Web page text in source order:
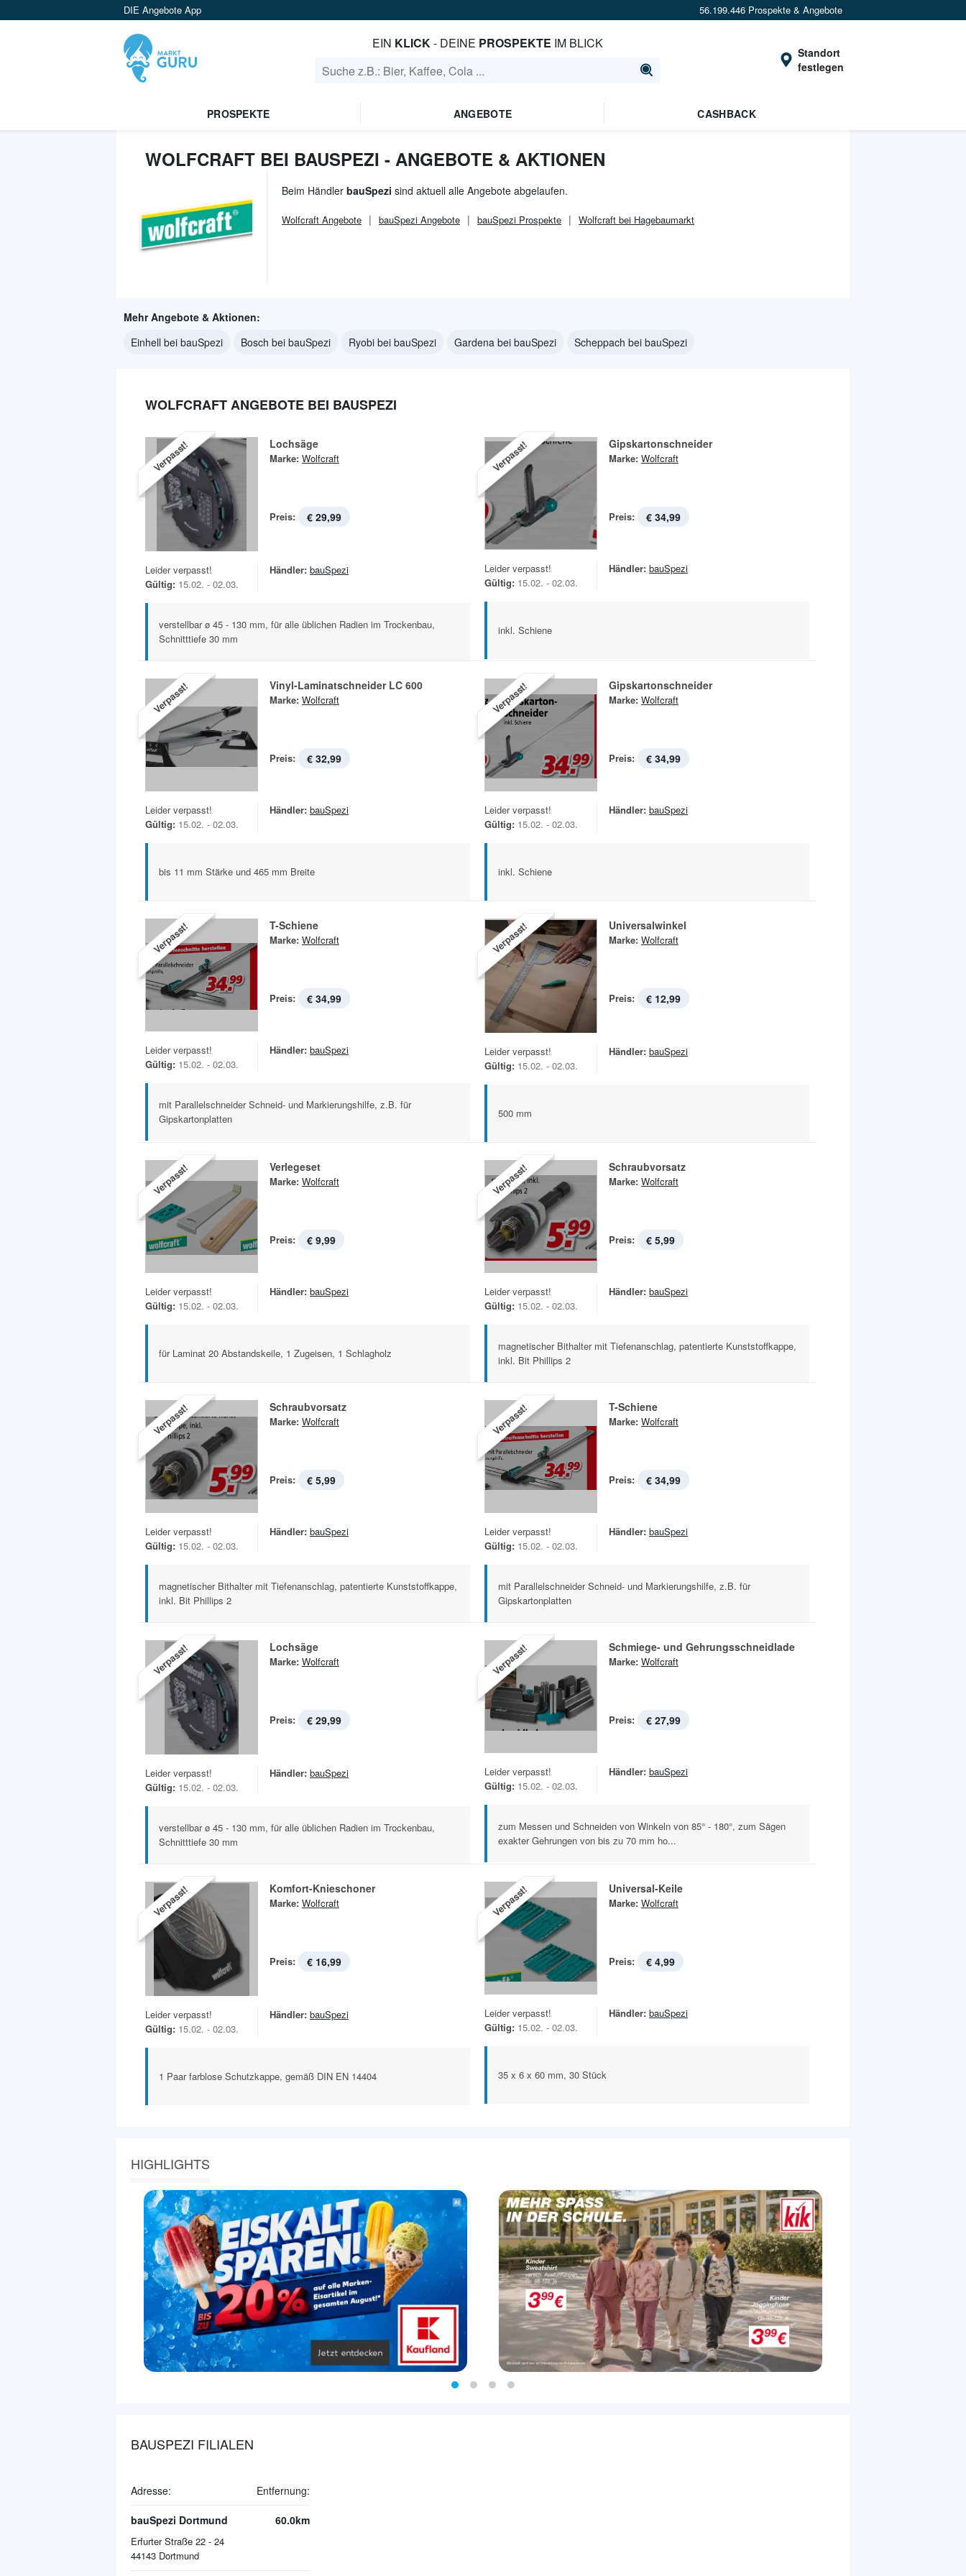
DIE Angebote App 56.199.446 Prospekte & Angebote
EIN KLICK- DEINE PROSPEKTE IM BLICK
Standort
festlegen
PROSPEKTE ANGEBOTE CASHBACK
WOLFCRAFT BEI BAUSPEZI - ANGEBOTE & AKTIONEN
Beim Händler bauSpezi sind aktuell alle Angebote abgelaufen.
Wolfcraft Angebote bauSpezi Angebote bauSpezi Prospekte Wolfcraft bei Hagebaumarkt
Mehr Angebote & Aktionen:
Einhell bei bauSpezi
Bosch bei bauSpezi Ryobi bei bauSpezi Gardena bei bauSpezi Scheppach bei bauSpezi
WOLFCRAFT ANGEBOTE BEI BAUSPEZI
Verpasst! Lochsäge
Marke: Wolfcraft
Preis: € 29,99
Leider verpasst!
Gültig: 15.02. - 02.03.
Händler: bauSpezi
verstellbar ø 45 - 130 mm, für alle üblichen Radien im Trockenbau,
Schnitttiefe 30 mm
Verpasst! Gipskartonschneider
Marke: Wolfcraft
Preis: € 34,99
Leider verpasst!
Gültig: 15.02. - 02.03.
Händler: bauSpezi
inkl. Schiene
Verpasst! Vinyl-Laminatschneider LC 600
Marke: Wolfcraft
Preis: € 32,99
Leider verpasst!
Gültig: 15.02. - 02.03.
Händler: bauSpezi
bis 11 mm Stärke und 465 mm Breite
Verpasst! Gipskartonschneider
Marke: Wolfcraft
Preis: € 34,99
Leider verpasst!
Gültig: 15.02. - 02.03.
Händler: bauSpezi
inkl. Schiene
Verpasst! T-Schiene
Marke: Wolfcraft
Preis: € 34,99
Leider verpasst!
Gültig: 15.02. - 02.03.
Händler: bauSpezi
mit Parallelschneider Schneid- und Markierungshilfe, z.B. für
Gipskartonplatten
Verpasst! Universalwinkel
Marke: Wolfcraft
Preis: € 12,99
Leider verpasst!
Gültig: 15.02. - 02.03.
Händler: bauSpezi
500 mm
Verpasst! Verlegeset
Marke: Wolfcraft
Preis: € 9,99
Leider verpasst!
Gültig: 15.02. - 02.03.
Händler: bauSpezi
für Laminat 20 Abstandskeile, 1 Zugeisen, 1 Schlagholz
Verpasst! Schraubvorsatz
Marke: Wolfcraft
Preis: € 5,99
Leider verpasst!
Gültig: 15.02. - 02.03.
Händler: bauSpezi
magnetischer Bithalter mit Tiefenanschlag, patentierte Kunststoffkappe,
inkl. Bit Phillips 2
Verpasst! Schraubvorsatz
Marke: Wolfcraft
Preis: € 5,99
Leider verpasst!
Gültig: 15.02. - 02.03.
Händler: bauSpezi
magnetischer Bithalter mit Tiefenanschlag, patentierte Kunststoffkappe,
inkl. Bit Phillips 2
Verpasst! T-Schiene
Marke: Wolfcraft
Preis: € 34,99
Leider verpasst!
Gültig: 15.02. - 02.03.
Händler: bauSpezi
mit Parallelschneider Schneid- und Markierungshilfe, z.B. für
Gipskartonplatten
Verpasst! Lochsäge
Marke: Wolfcraft
Preis: € 29,99
Leider verpasst!
Gültig: 15.02. - 02.03.
Händler: bauSpezi
verstellbar ø 45 - 130 mm, für alle üblichen Radien im Trockenbau,
Schnitttiefe 30 mm
Verpasst! Schmiege- und Gehrungsschneidlade
Marke: Wolfcraft
Preis: € 27,99
Leider verpasst!
Gültig: 15.02. - 02.03.
Händler: bauSpezi
zum Messen und Schneiden von Winkeln von 85° - 180°, zum Sägen
exakter Gehrungen von bis zu 70 mm ho...
Verpasst! Komfort-Knieschoner
Marke: Wolfcraft
Preis: € 16,99
Leider verpasst!
Gültig: 15.02. - 02.03.
Händler: bauSpezi
1 Paar farblose Schutzkappe, gemäß DIN EN 14404
Verpasst! Universal-Keile
Marke: Wolfcraft
Preis: € 4,99
Leider verpasst!
Gültig: 15.02. - 02.03.
Händler: bauSpezi
35 x 6 x 60 mm, 30 Stück
HIGHLIGHTS
BAUSPEZI FILIALEN
Adresse: Entfernung:
bauSpezi Dortmund
Erfurter Straße 22 - 24
44143 Dortmund
60.0km